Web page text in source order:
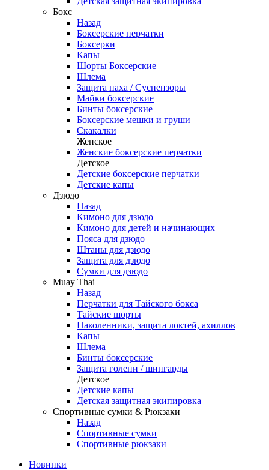
Бокс
Назад
Боксерские перчатки
Боксерки
Капы
Шорты Боксерские
Шлема
Защита паха / Суспензоры
Майки боксерские
Бинты боксерские
Боксерские мешки и груши
Скакалки
Женское
Женские боксерские перчатки
Детское
Детские боксерские перчатки
Детские капы
Дзюдо
Назад
Кимоно для дзюдо
Кимоно для детей и начинающих
Пояса для дзюдо
Штаны для дзюдо
Защита для дзюдо
Сумки для дзюдо
Muay Thai
Назад
Перчатки для Тайского бокса
Тайские шорты
Наколенники, защита локтей, ахиллов
Капы
Шлема
Бинты боксерские
Защита голени / шингарды
Детское
Детские капы
Детская защитная экипировка
Спортивные сумки & Рюкзаки
Назад
Спортивные сумки
Спортивные рюкзаки
Новинки